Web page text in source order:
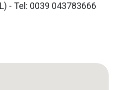
- Tel: 0039 043783666